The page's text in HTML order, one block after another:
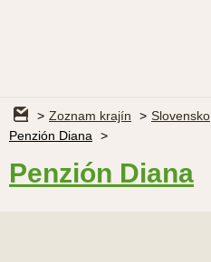
Zoznam krajín Slovensko
Penzión Diana
Penzión Diana